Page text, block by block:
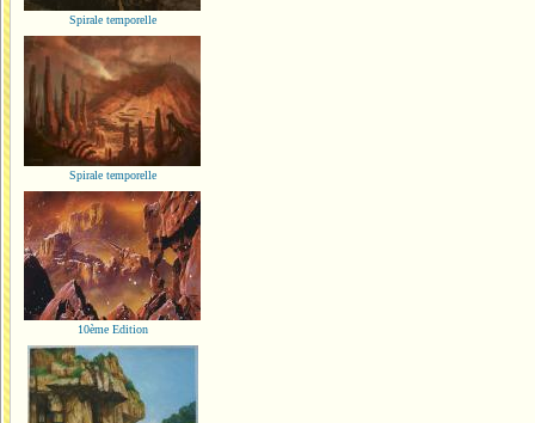
Spirale temporelle
Spirale temporelle
10ème Edition